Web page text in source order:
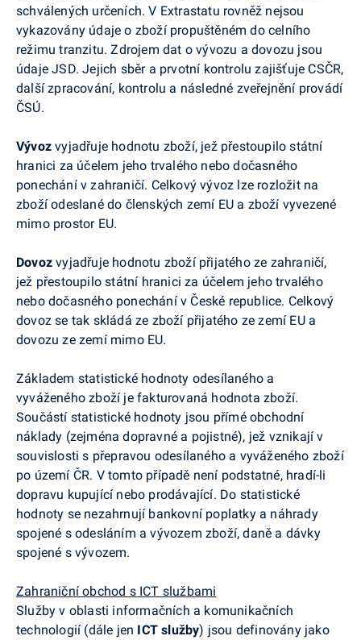
schválených určeních. V Extrastatu rovněž nejsou
vykazovány údaje o zboží propuštěném do celního
režimu tranzitu. Zdrojem dat o vývozu a dovozu jsou
údaje JSD. Jejich sběr a prvotní kontrolu zajišťuje CSČR,
další zpracování, kontrolu a následné zveřejnění provádí
ČSÚ.
Vývoz vyjadřuje hodnotu zboží, jež přestoupilo státní
hranici za účelem jeho trvalého nebo dočasného
ponechání v zahraničí. Celkový vývoz lze rozložit na
zboží odeslané do členských zemí EU a zboží vyvezené
mimo prostor EU.
Dovoz vyjadřuje hodnotu zboží přijatého ze zahraničí,
jež přestoupilo státní hranici za účelem jeho trvalého
nebo dočasného ponechání v České republice. Celkový
dovoz se tak skládá ze zboží přijatého ze zemí EU a
dovozu ze zemí mimo EU.
Základem statistické hodnoty odesílaného a
vyváženého zboží je fakturovaná hodnota zboží.
Součástí statistické hodnoty jsou přímé obchodní
náklady (zejména dopravné a pojistné), jež vznikají v
souvislosti s přepravou odesílaného a vyváženého zboží
po území ČR. V tomto případě není podstatné, hradí-li
dopravu kupující nebo prodávající. Do statistické
hodnoty se nezahrnují bankovní poplatky a náhrady
spojené s odesláním a vývozem zboží, daně a dávky
spojené s vývozem.
Zahraniční obchod s ICT službami
Služby v oblasti informačních a komunikačních
technologií (dále jen ICT služby) jsou definovány jako